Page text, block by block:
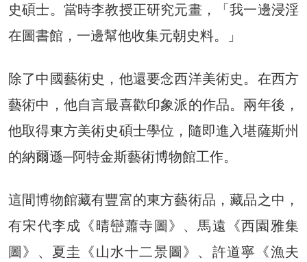
史碩士。當時李教授正研究元畫，「我一邊浸淫
在圖書館，一邊幫他收集元朝史料。」
除了中國藝術史，他還要念西洋美術史。在西方
藝術中，他自言最喜歡印象派的作品。兩年後，
他取得東方美術史碩士學位，隨即進入堪薩斯州
的納爾遜─阿特金斯藝術博物館工作。
這間博物館藏有豐富的東方藝術品，藏品之中，
有宋代李成《晴巒蕭寺圖》、馬遠《西園雅集
圖》、夏圭《山水十二景圖》、許道寧《漁夫